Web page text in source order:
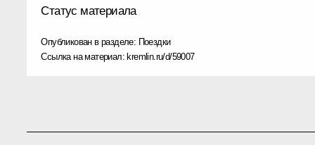
Статус материала
Опубликован в разделе: Поездки
Ссылка на материал: kremlin.ru/d/59007